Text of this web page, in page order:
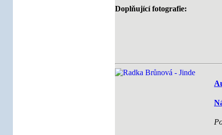
Doplňující fotografie: